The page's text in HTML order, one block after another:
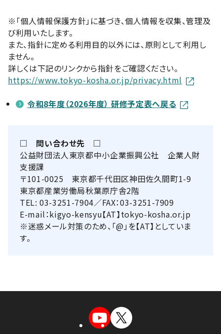
※「個人情報保護方針」に基づき、個人情報を収集、管理及
び利用いたします。
また、指針に定める利用目的以外には、原則として利用し
ません。
詳しくは下記のリンクから指針をご確認ください。
https://www.tokyo-kosha.or.jp/privacy.html
令和8年度（2026年度） 研修予定表へ戻る
□ 問い合わせ先 □
公益財団法人東京都中小企業振興公社 企業人財
支援課
〒101-0025 東京都千代田区神田佐久間町1-9
東京都産業労働局秋葉原庁舎2階
TEL: 03-3251-7904／FAX：03-3251-7909
E-mail：kigyo-kensyu【AT】tokyo-kosha.or.jp
※迷惑メール対策のため、「@」を【AT】としていま
す。